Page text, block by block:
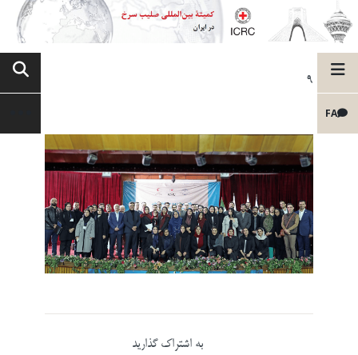
FA
9
به اشتراک گذارید